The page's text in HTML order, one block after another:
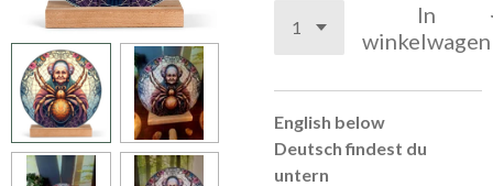
In
winkelwagen
English below
Deutsch findest du
untern